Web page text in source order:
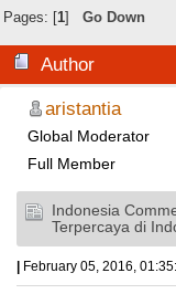
Pages: [1] Go Down
Author
- Perusahaan
Indonesia (Read
aristantia
Global Moderator
Full Member
Indonesia
Terpercaya di
| February 05, 2016,